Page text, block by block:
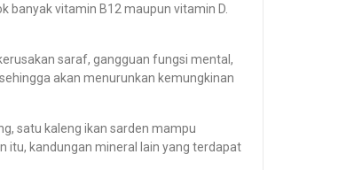
banyak vitamin B12 maupun vitamin D.
saraf, gangguan fungsi mental,
akan menurunkan kemungkinan
, satu kaleng ikan sarden mampu
itu, kandungan mineral lain yang terdapat